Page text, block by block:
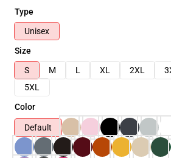
Type
Unisex
Size
S
M L XL 2XL
5XL
Color
Default